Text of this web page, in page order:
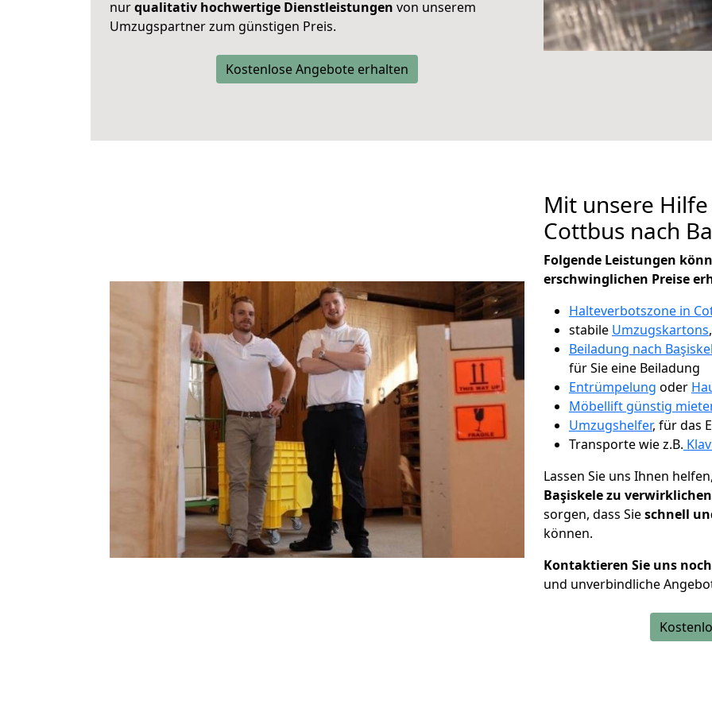
nurqualitativ hochwertige Dienstleistungen von unserem
Umzugspartner zum günstigen Preis.
Kostenlose Angebote erhalten
Mit unsere
Cottbus nach
Folgende Leistungen
erschwinglichen Preise
Halteverbotszone in
stabile Umzugskartons
Beiladung nach
für Sie eine Beiladung
Entrümpelung oder
Möbellift günstig
Umzugshelfer, für das
Transporte wie z.B.
Lassen Sie uns Ihnen
Başiskele zu verwirklichen
sorgen, dass Sieschnell
können.
Kontaktieren Sie uns
und unverbindliche